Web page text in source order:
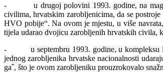
- u drugoj polovini 1993. godine, na
civilima, hrvatskim zarobljenicima, da se
HVO pobije“. Na ovom je mjestu, u više
tijela udarao dvojicu zarobljenih hrvatskih civila,
- u septembru 1993. godine, u kompleksu
jednog zarobljenika hrvatske nacionalnosti
ga˝, što je ovom zarobljeniku prouzrokovalo